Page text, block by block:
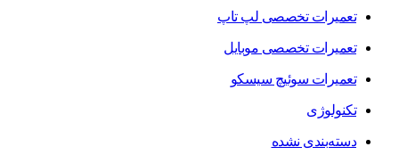
تعمیرات تخصصی لپ تاپ
تعمیرات تخصصی موبایل
تعمیرات سوئیچ سیسکو
تکنولوژی
دسته‌بندی نشده